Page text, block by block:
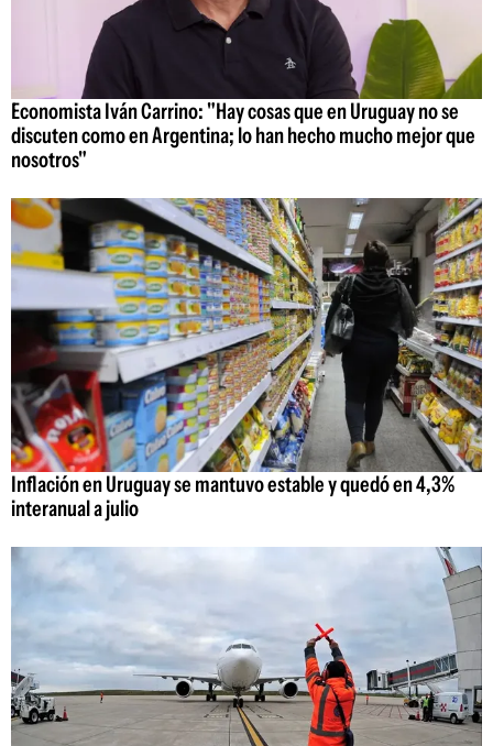
Economista Iván Carrino: "Hay cosas que en Uruguay no se
discuten como en Argentina; lo han hecho mucho mejor que
nosotros"
Inflación en Uruguay se mantuvo estable y quedó en 4,3%
interanual a julio